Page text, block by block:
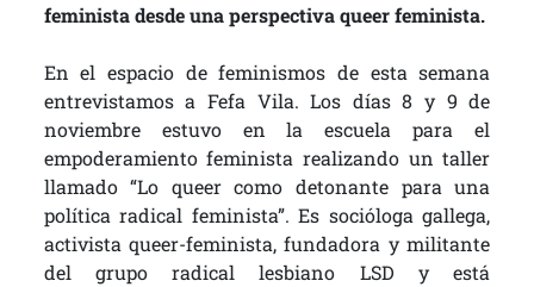
feminista desde una perspectiva queer feminista.
En el espacio de feminismos de esta semana
entrevistamos a Fefa Vila. Los días 8 y 9 de
noviembre estuvo en la escuela para el
empoderamiento feminista realizando un taller
llamado “Lo queer como detonante para una
política radical feminista”. Es socióloga gallega,
activista queer-feminista, fundadora y militante
del grupo radical lesbiano LSD y está